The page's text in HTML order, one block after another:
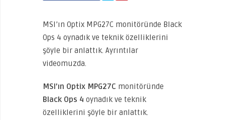
MSI’ın Optix MPG27C monitöründe Black
Ops 4 oynadık ve teknik özelliklerini
şöyle bir anlattık. Ayrıntılar
videomuzda.
MSI’ın Optix MPG27C monitöründe
Black Ops 4 oynadık ve teknik
özelliklerini şöyle bir anlattık.